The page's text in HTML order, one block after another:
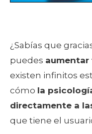
¿Sabías que
puedes aumentar
existen infinitos
cómo la
directamente a
que tiene el